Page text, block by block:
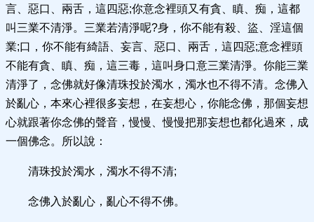
言、惡口、兩舌，這四惡;你意念裡頭又有貪、瞋、痴，這都
叫三業不清淨。三業若清淨呢?身，你不能有殺、盜、淫這個
業;口，你不能有綺語、妄言、惡口、兩舌，這四惡;意念裡頭
不能有貪、瞋、痴，這三毒，這叫身口意三業清淨。你能三業
清淨了，念佛就好像清珠投於濁水，濁水也不得不清。念佛入
於亂心，本來心裡很多妄想，在妄想心，你能念佛，那個妄想
心就跟著你念佛的聲音，慢慢、慢慢把那妄想也都化過來，成
一個佛念。所以說：
清珠投於濁水，濁水不得不清;
念佛入於亂心，亂心不得不佛。